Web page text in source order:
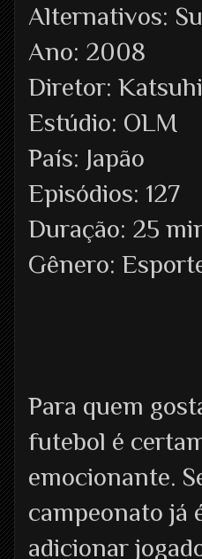
Alternativos:
Ano: 2008
Diretor:
Estúdio: OLM
País: Japão
Episódios: 127
Duração: 25
Gênero:
Para quem
futebol é
emocionante.
campeonato já
adicionar